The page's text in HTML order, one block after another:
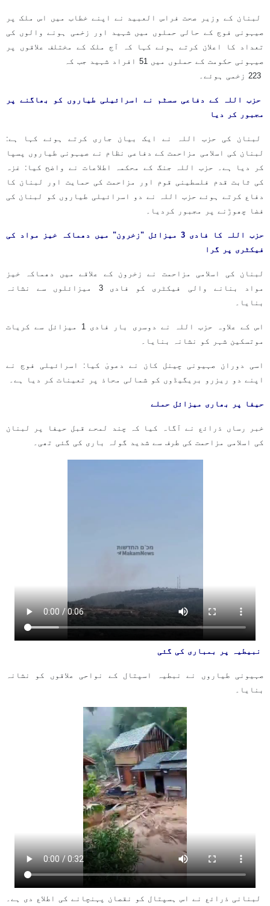
لبنان کے وزیر صحت فراس العبید نے اپنے خطاب میں اس ملک پر
صیہونی فوج کے حالی حملوں میں شہید اور زخمی ہونے والوں کی
تعداد کا اعلان کرتے ہوئے کہا کہ آج ملک کے مختلف علاقوں پر
صیہونی حکومت کے حملوں میں 51 افراد شہید جب کہ
حزب اللہ کے دفاعی سسٹم نے اسرائیلی طیاروں کو بھاگنے پر
مجبور کر دیا
لبنان کی حزب اللہ نے ایک بیان جاری کرتے ہوئے کہا ہے:
لبنان کی اسلامی مزاحمت کے دفاعی نظام نے صیہونی طیاروں پسپا
کر دیا ہے۔ حزب اللہ جنگ کے محکمہ اطلاعات نے واضح کیا: غزہ
کی ثابت قدم فلسطینی قوم اور مزاحمت کی حمایت اور لبنان کا
دفاع کرتے ہوئے حزب اللہ نے دو اسرائیلی طیاروں کو لبنان کی
فضا چھوڑنے پر مجبور کردیا۔
حزب اللہ کا فادی 3 میزائل "زخرون" میں دھماکہ خیز مواد کی
فیکٹری پر گرا
لبنان کی اسلامی مزاحمت نے زخرون کے علاقے میں دھماکہ خیز
مواد بنانے والی فیکٹری کو فادی 3 میزائلوں سے نشانہ
بنایا۔
اس کے علاوہ حزب اللہ نے دوسری بار فادی 1 میزائل سے کریات
موتسکین شہر کو نشانہ بنایا۔
اسی دوران صہیونی چینل کان نے دعویٰ کیا: اسرائیلی فوج نے
اپنے دو ریزرو بریگیڈوں کو شمالی محاذ پر تعینات کر دیا ہے۔
حیفا پر بھاری میزائل حملے
خبر رساں ذرائع نے آگاہ کیا کہ چند لمحے قبل حیفا پر لبنان
کی اسلامی مزاحمت کی طرف سے شدید گولہ باری کی گئی تھی۔
نبیطیہ پر بمباری کی گئی
صہیونی طیاروں نے نبطیہ اسپتال کے نواحی علاقوں کو نشانہ
بنایا۔
لبنانی ذرائع نے اس ہسپتال کو نقصان پہنچانے کی اطلاع دی ہے۔